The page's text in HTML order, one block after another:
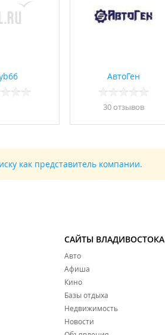
АвтоГен
30 отзывов
как представитель компании.
САЙТЫ ВЛАДИВОСТОКА
Авто
Афиша
Кино
Базы отдыха
Недвижимость
Новости